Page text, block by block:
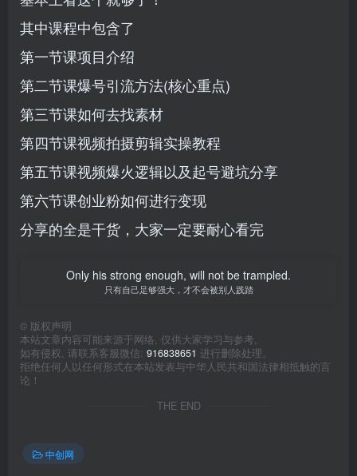
其中课程中包含了
第一节课项目介绍
第二节课爆号引流方法(核心重点)
第三节课如何去找素材
第四节课视频拍摄剪辑实操教程
第五节课视频爆火逻辑以及起号避坑分享
第六节课创业粉如何进行变现
分享的全是干货，大家一定要耐心看完
Only his strong enough, will not be trampled.
只有自己足够强大，才不会被别人践踏
© 版权声明
本站文章内容可能来源于网络, 仅供大家学习与参考,
如有侵权, 请联系客服微信: 916838651 进行删除处理。
拒绝任何人以任何形式在本站发表与中华人民共和国法律相抵触的言
论！
THE END
中创网